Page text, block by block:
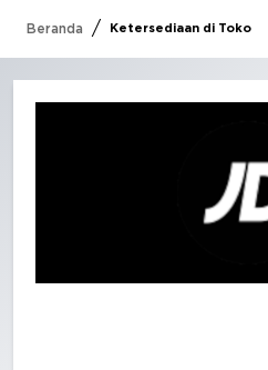
Beranda / Ketersediaan di Toko